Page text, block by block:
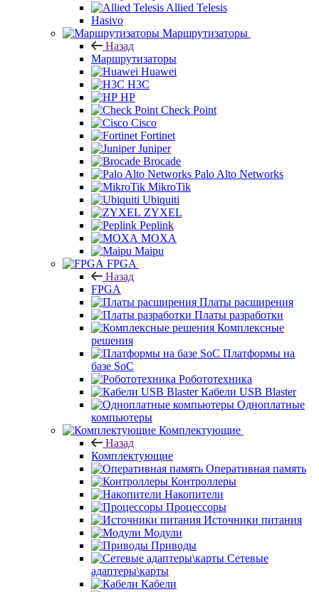
Allied Telesis
Hasivo
Маршрутизаторы
Назад
Маршрутизаторы
Huawei
H3C
HP
Check Point
Cisco
Fortinet
Juniper
Brocade
Palo Alto Networks
MikroTik
Ubiquiti
ZYXEL
Peplink
MOXA
Maipu
FPGA
Назад
FPGA
Платы расширения
Платы разработки
Комплексные
решения
Платформы на
базе SoC
Робототехника
Кабели USB Blaster
Одноплатные
компьютеры
Комплектующие
Назад
Комплектующие
Оперативная память
Контроллеры
Накопители
Процессоры
Источники питания
Модули
Приводы
Сетевые
адаптеры\карты
Кабели